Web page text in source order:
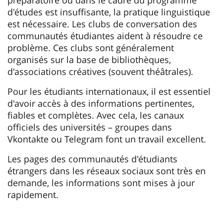
d'études est insuffisante, la pratique linguistique
est nécessaire. Les clubs de conversation des
communautés étudiantes aident à résoudre ce
problème. Ces clubs sont généralement
organisés sur la base de bibliothèques,
d'associations créatives (souvent théâtrales).
Pour les étudiants internationaux, il est essentiel
d'avoir accès à des informations pertinentes,
fiables et complètes. Avec cela, les canaux
officiels des universités – groupes dans
Vkontakte ou Telegram font un travail excellent.
Les pages des communautés d'étudiants
étrangers dans les réseaux sociaux sont très en
demande, les informations sont mises à jour
rapidement.